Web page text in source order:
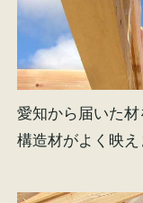
愛知から届いた
構造材がよく映え